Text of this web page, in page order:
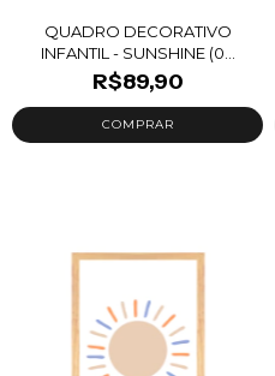
QUADRO DECORATIVO
INFANTIL - SUNSHINE (0...
R$89,90